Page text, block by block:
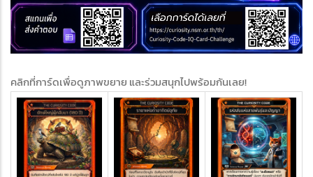
คลิกที่การ์ดเพื่อดูภาพขยาย และร่วมสนุกไปพร้อมกันเลย!